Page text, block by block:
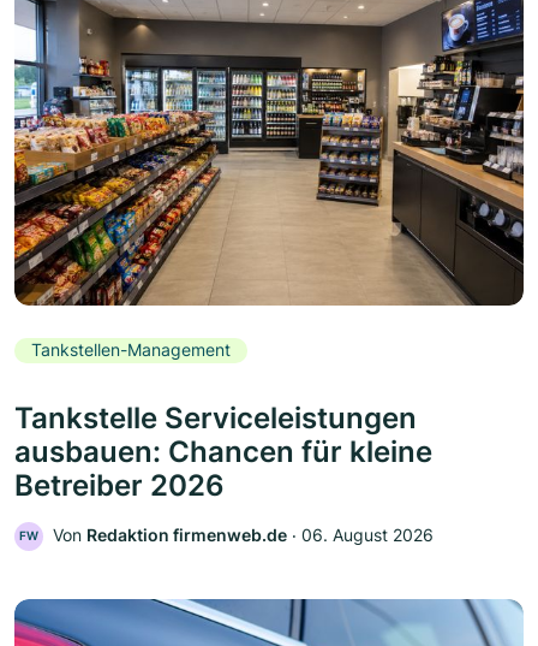
Tankstellen-Management
Tankstelle Serviceleistungen
ausbauen: Chancen für kleine
Betreiber 2026
FW Von Redaktion firmenweb.de ‧ 06. August 2026